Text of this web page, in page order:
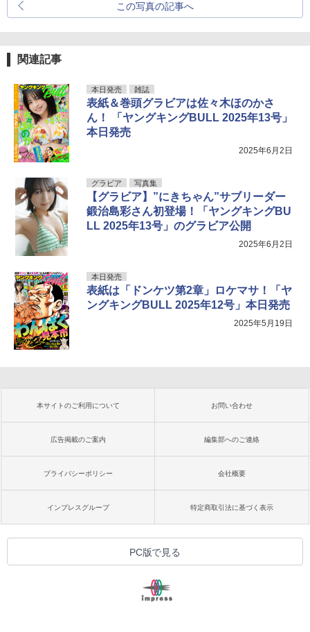
この写真の記事へ
関連記事
本日発売 雑誌
表紙＆巻頭グラビアは佐々木ほのかさ
ん！ 「ヤングキングBULL 2025年13号」
本日発売
2025年6月2日
グラビア 写真集
【グラビア】”にきちゃん”サブリーダー
鍛治島彩さん初登場！「ヤングキングBU
LL 2025年13号」のグラビア公開
2025年6月2日
本日発売
表紙は「ドンケツ第2章」ロケマサ！「ヤ
ングキングBULL 2025年12号」本日発売
2025年5月19日
本サイトのご利用について お問い合わせ
広告掲載のご案内 編集部へのご連絡
プライバシーポリシー 会社概要
インプレスグループ 特定商取引法に基づく表示
PC版で見る